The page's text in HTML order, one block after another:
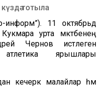
тотыла
информ”). 11 октябрьдә
урта мәктәбенең
Чернов истәлегенә
ярышлары
кечерәк малайлар һәм